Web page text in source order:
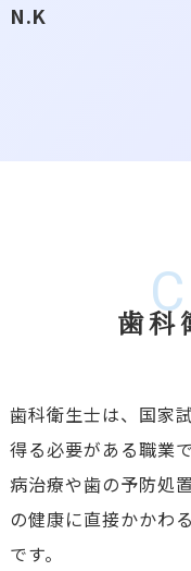
N.K
歯科
歯科衛生士は、国家
得る必要がある職業
病治療や歯の予防処
の健康に直接かかわ
です。